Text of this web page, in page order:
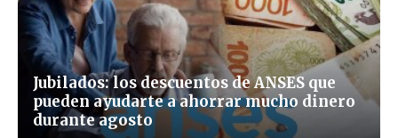
Jubilados: los descuentos de ANSES que
pueden ayudarte a ahorrar mucho dinero
durante agosto